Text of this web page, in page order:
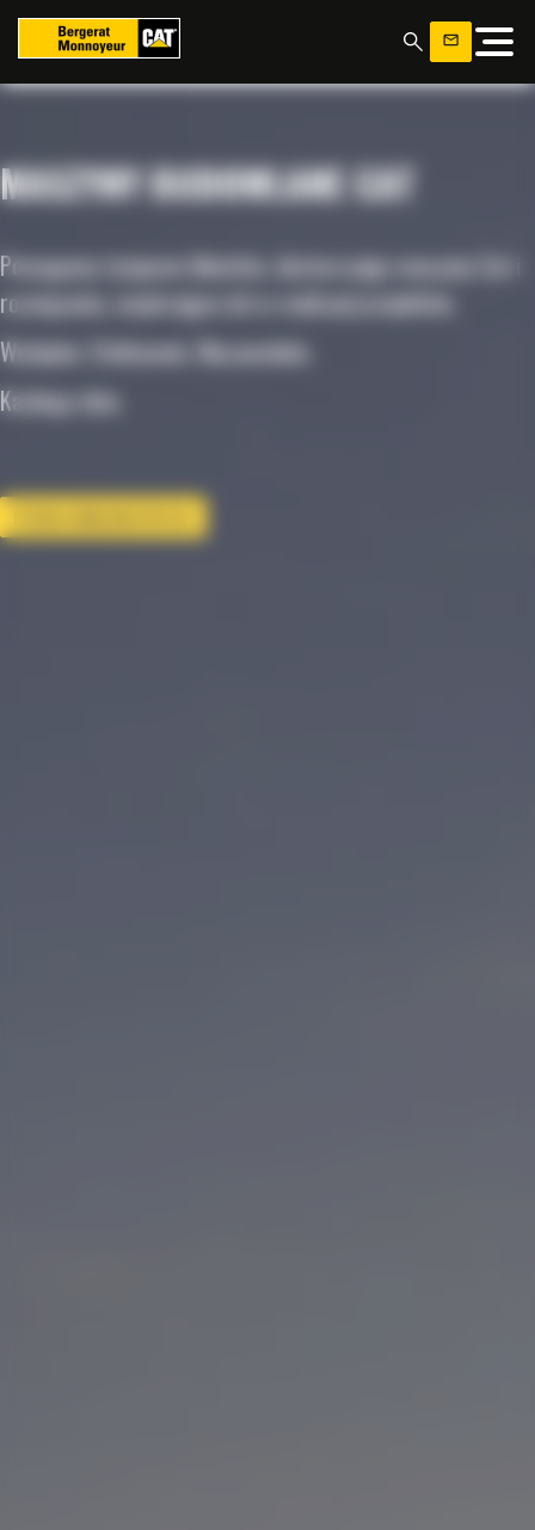
MASZYNY BUDOWLANE CAT
Pomagamy tysiącom klientów, dostarczając maszyny Cat i
rozwiązania, wspierające ich w realizacji projektów.
Wydajnie. Efektywnie. Niezawodnie.
Każdego dnia.
Panel zarządzania plikami cookies